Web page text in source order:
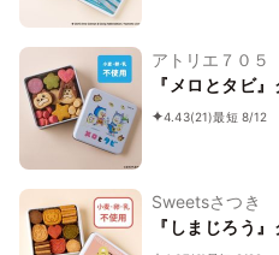
アトリエ７０５
『メロとタビ
4.43(21)最短 8/12
Sweetsさつき
『しまじろう